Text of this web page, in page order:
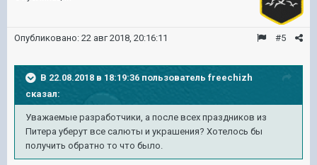
#5
Опубликовано: 22 авг 2018, 20:16:11
В 22.08.2018 в 18:19:36 пользователь freechizh
сказал:
Уважаемые разработчики, а после всех праздников из
Питера уберут все салюты и украшения? Хотелось бы
получить обратно то что было.